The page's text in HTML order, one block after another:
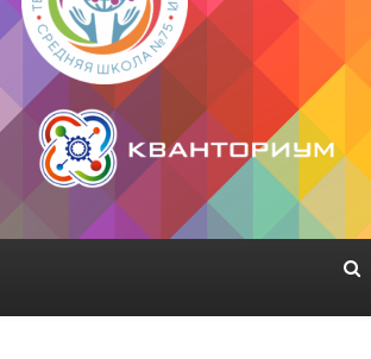
сайт МБОУ
№75»